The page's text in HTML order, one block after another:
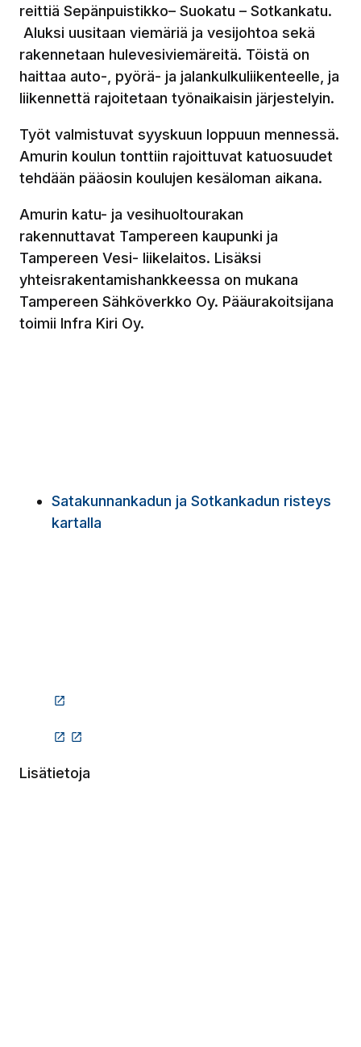
reittiä Sepänpuistikko– Suokatu – Sotkankatu.
Aluksi uusitaan viemäriä ja vesijohtoa sekä
rakennetaan hulevesiviemäreitä. Töistä on
haittaa auto-, pyörä- ja jalankulkuliikenteelle, ja
liikennettä rajoitetaan työnaikaisin järjestelyin.
Työt valmistuvat syyskuun loppuun mennessä.
Amurin koulun tonttiin rajoittuvat katuosuudet
tehdään pääosin koulujen kesäloman aikana.
Amurin katu- ja vesihuoltourakan
rakennuttavat Tampereen kaupunki ja
Tampereen Vesi- liikelaitos. Lisäksi
yhteisrakentamishankkeessa on mukana
Tampereen Sähköverkko Oy. Pääurakoitsijana
toimii Infra Kiri Oy.
Satakunnankadun ja Sotkankadun risteys
kartalla
(Linkki vie ulkopuoliselle sivustolle)
Lisätietoja